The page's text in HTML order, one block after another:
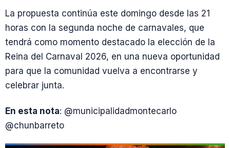
La propuesta continúa este domingo desde las 21
horas con la segunda noche de carnavales, que
tendrá como momento destacado la elección de la
Reina del Carnaval 2026, en una nueva oportunidad
para que la comunidad vuelva a encontrarse y
celebrar junta.
En esta nota: @municipalidadmontecarlo
@chunbarreto